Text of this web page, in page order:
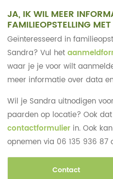
JA, IK WIL MEER
FAMILIEOPSTELLING
Geïnteresseerd in
Sandra? Vul het
waar je je voor wilt
meer informatie over data
Wil je Sandra uitnodigen
paarden op locatie? Ook
contactformulierin. Ook
opnemen via 06 135 936 87
Contact